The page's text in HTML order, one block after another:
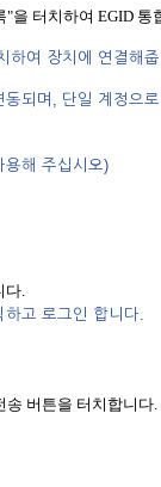
"을 터치하여 EGID 통
하여 장치에 연결해
되며, 단일 계정으
해 주십시오)
다.
고 로그인 합니다.
버튼을 터치합니다